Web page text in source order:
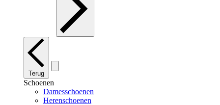
Terug
Schoenen
Damesschoenen
Herenschoenen